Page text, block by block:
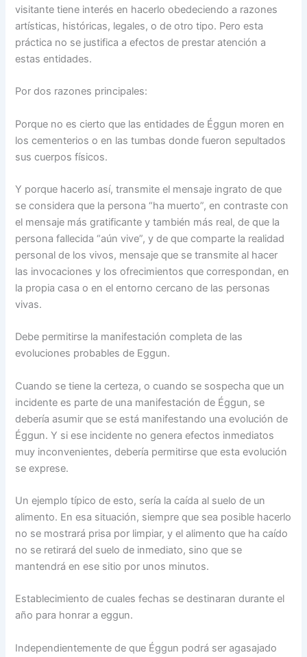
visitante tiene interés en hacerlo obedeciendo a razones
artísticas, históricas, legales, o de otro tipo. Pero esta
práctica no se justifica a efectos de prestar atención a
estas entidades.
Por dos razones principales:
Porque no es cierto que las entidades de Éggun moren en
los cementerios o en las tumbas donde fueron sepultados
sus cuerpos físicos.
Y porque hacerlo así, transmite el mensaje ingrato de que
se considera que la persona “ha muerto”, en contraste con
el mensaje más gratificante y también más real, de que la
persona fallecida “aún vive”, y de que comparte la realidad
personal de los vivos, mensaje que se transmite al hacer
las invocaciones y los ofrecimientos que correspondan, en
la propia casa o en el entorno cercano de las personas
vivas.
Debe permitirse la manifestación completa de las
evoluciones probables de Eggun.
Cuando se tiene la certeza, o cuando se sospecha que un
incidente es parte de una manifestación de Éggun, se
debería asumir que se está manifestando una evolución de
Éggun. Y si ese incidente no genera efectos inmediatos
muy inconvenientes, debería permitirse que esta evolución
se exprese.
Un ejemplo típico de esto, sería la caída al suelo de un
alimento. En esa situación, siempre que sea posible hacerlo
no se mostrará prisa por limpiar, y el alimento que ha caído
no se retirará del suelo de inmediato, sino que se
mantendrá en ese sitio por unos minutos.
Establecimiento de cuales fechas se destinaran durante el
año para honrar a eggun.
Independientemente de que Éggun podrá ser agasajado